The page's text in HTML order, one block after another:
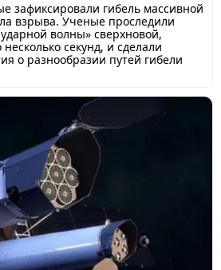
зафиксировали гибель массивной
взрыва. Ученые проследили
волны» сверхновой,
секунд, и сделали
о разнообразии путей гибели